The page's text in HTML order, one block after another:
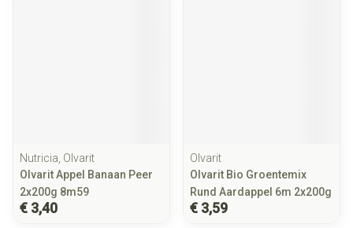
Nutricia, Olvarit
Olvarit Appel Banaan Peer
2x200g 8m59
€ 3,40
Olvarit
Olvarit Bio Groentemix
Rund Aardappel 6m 2x200g
€ 3,59